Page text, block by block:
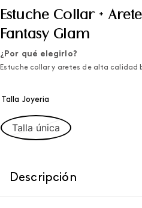
Estuche Collar +
Fantasy Glam
¿Por qué elegirlo?
Estuche collar y aretes de alta calidad
Talla Joyeria
Talla única
Descripción